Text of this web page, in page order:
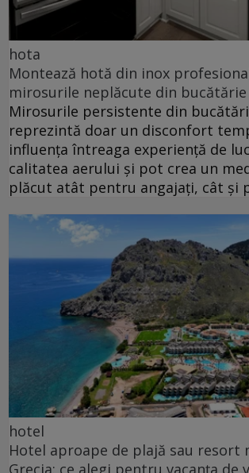
hota
Montează hotă din inox
mirosurile neplăcute din bucătărie
Mirosurile persistente din
reprezintă doar un disconfort
influența întreaga experiență de
calitatea aerului și pot crea un
plăcut atât pentru angajați, cât și
hotel
Hotel aproape de plajă sau resort
Grecia: ce alegi pentru vacanța de